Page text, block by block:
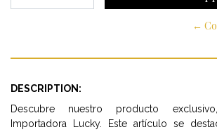
←
DESCRIPTION:
Descubre nuestro producto
Importadora Lucky. Este artículo se